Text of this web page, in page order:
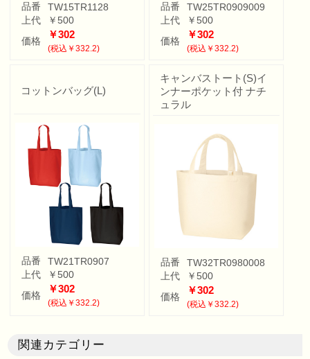
品番
TW15TR1128
上代
￥500
価格
￥302
(税込￥332.2)
品番
TW25TR0909009
上代
￥500
価格
￥302
(税込￥332.2)
コットンバッグ(L)
品番
TW21TR0907
上代
￥500
価格
￥302
(税込￥332.2)
キャンバストート(S)イ
ンナーポケット付 ナチ
ュラル
品番
TW32TR0980008
上代
￥500
価格
￥302
(税込￥332.2)
関連カテゴリー